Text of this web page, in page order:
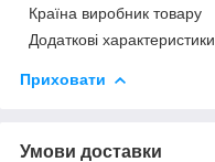
Країна виробник товару
Додаткові характеристики
Приховати
Умови доставки